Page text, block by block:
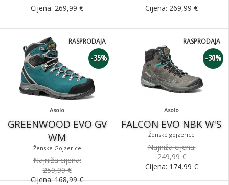
Cijena: 269,99 € Cijena: 269,99 €
Asolo
GREENWOOD EVO GV
WM
Ženske Gojzerice
-35%
RASPRODAJA
Najniža cijena:
259,99 €
Cijena:168,99€
Asolo
FALCON EVO NBK W'S
Ženske gojzerice
-30%
RASPRODAJA
Najniža cijena:
249,99 €
Cijena: 174,99 €